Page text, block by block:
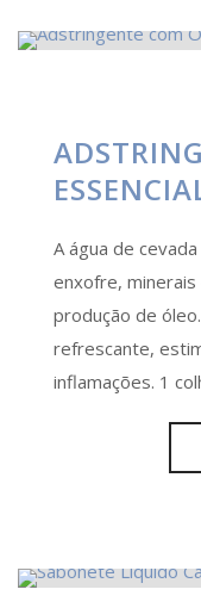
A água de
enxofre, minerais
produção de
refrescante,
inflamações. 1